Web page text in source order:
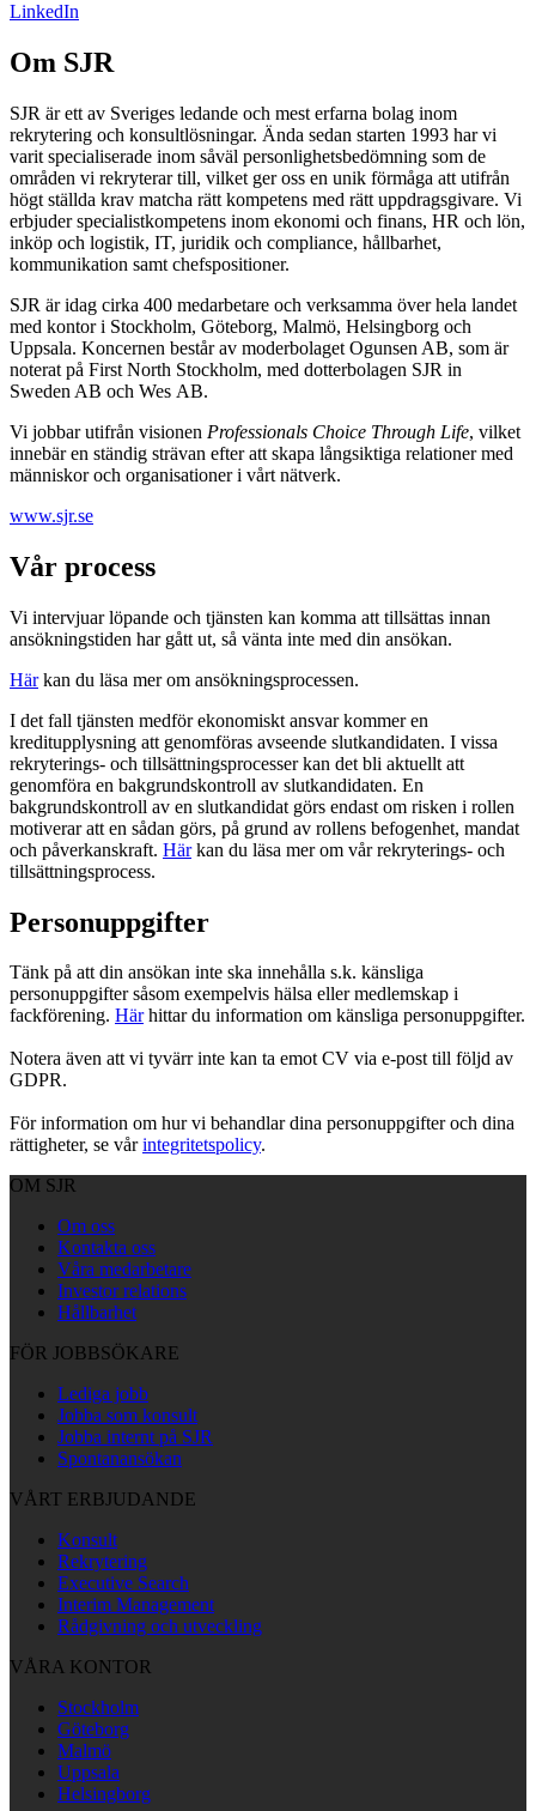
LinkedIn
Om SJR
SJR är ett av Sveriges ledande och mest erfarna bolag inom
rekrytering och konsultlösningar. Ända sedan starten 1993 har vi
varit specialiserade inom såväl personlighetsbedömning som de
områden vi rekryterar till, vilket ger oss en unik förmåga att utifrån
högt ställda krav matcha rätt kompetens med rätt uppdragsgivare. Vi
erbjuder specialistkompetens inom ekonomi och finans, HR och lön,
inköp och logistik, IT, juridik och compliance, hållbarhet,
kommunikation samt chefspositioner.
SJR är idag cirka 400 medarbetare och verksamma över hela landet
med kontor i Stockholm, Göteborg, Malmö, Helsingborg och
Uppsala. Koncernen består av moderbolaget Ogunsen AB, som är
noterat på First North Stockholm, med dotterbolagen SJR in
Sweden AB och Wes AB.
Vi jobbar utifrån visionen Professionals Choice Through Life, vilket
innebär en ständig strävan efter att skapa långsiktiga relationer med
människor och organisationer i vårt nätverk.
www.sjr.se
Vår process
Vi intervjuar löpande och tjänsten kan komma att tillsättas innan
ansökningstiden har gått ut, så vänta inte med din ansökan.
Härkan du läsa mer om ansökningsprocessen.
I det fall tjänsten medför ekonomiskt ansvar kommer en
kreditupplysning att genomföras avseende slutkandidaten. I vissa
rekryterings- och tillsättningsprocesser kan det bli aktuellt att
genomföra en bakgrundskontroll av slutkandidaten. En
bakgrundskontroll av en slutkandidat görs endast om risken i rollen
motiverar att en sådan görs, på grund av rollens befogenhet, mandat
och påverkanskraft. Härkan du läsa mer om vår rekryterings- och
tillsättningsprocess.
Personuppgifter
Tänk på att din ansökan inte ska innehålla s.k. känsliga
personuppgifter såsom exempelvis hälsa eller medlemskap i
fackförening. Härhittar du information om känsliga personuppgifter.
Notera även att vi tyvärr inte kan ta emot CV via e-post till följd av
GDPR.
För information om hur vi behandlar dina personuppgifter och dina
rättigheter, se vårintegritetspolicy.
OM SJR
Om oss
Kontakta oss
Våra medarbetare
Investor relations
Hållbarhet
FÖR JOBBSÖKARE
Lediga jobb
Jobba som konsult
Jobba internt på SJR
Spontanansökan
VÅRT ERBJUDANDE
Konsult
Rekrytering
Executive Search
Interim Management
Rådgivning och utveckling
VÅRA KONTOR
Stockholm
Göteborg
Malmö
Uppsala
Helsingborg